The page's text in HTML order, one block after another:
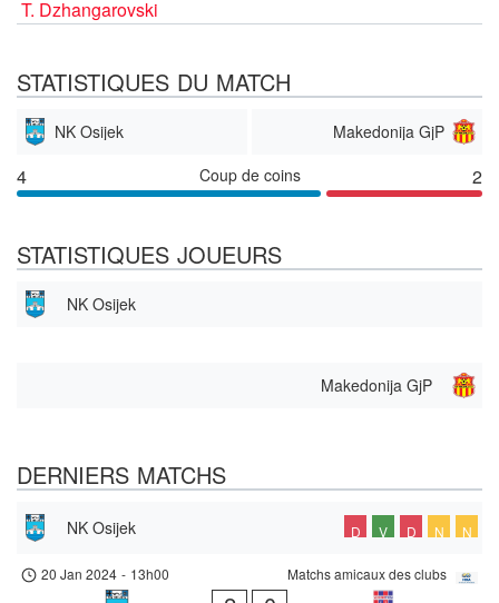
T. Dzhangarovski
STATISTIQUES DU MATCH
NK Osijek Makedonija GjP
4 Coup de coins 2
STATISTIQUES JOUEURS
NK Osijek
Makedonija GjP
DERNIERS MATCHS
NK Osijek D V D N N
Matchs amicaux des clubs
20 Jan 2024 - 13h00